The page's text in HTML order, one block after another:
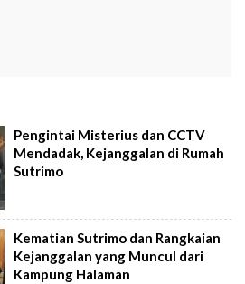
Pengintai Misterius dan CCTV
Mendadak, Kejanggalan di Rumah
Sutrimo
Kematian Sutrimo dan Rangkaian
Kejanggalan yang Muncul dari
Kampung Halaman